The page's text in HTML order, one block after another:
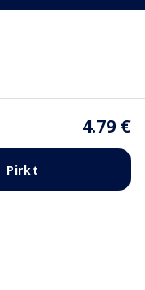
4.79 €
Pirkt